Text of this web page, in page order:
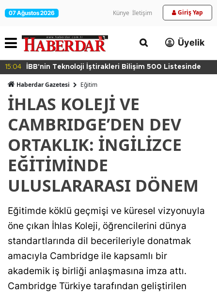
07 Ağustos 2026 Künye İletişim Giriş Yap
Üyelik
15:04 İBB'nin Teknoloji İştirakleri Bilişim 500 Listesinde
Haberdar Gazetesi Eğitim
İHLAS KOLEJİ VE
CAMBRIDGE’DEN DEV
ORTAKLIK: İNGİLİZCE
EĞİTİMİNDE
ULUSLARARASI DÖNEM
Eğitimde köklü geçmişi ve küresel vizyonuyla
öne çıkan İhlas Koleji, öğrencilerini dünya
standartlarında dil becerileriyle donatmak
amacıyla Cambridge ile kapsamlı bir
akademik iş birliği anlaşmasına imza attı.
Cambridge Türkiye tarafından geliştirilen